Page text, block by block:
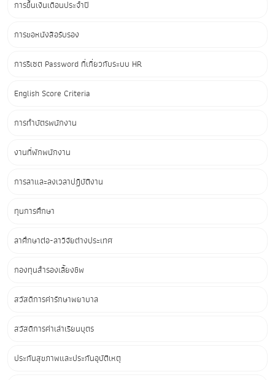
การขึ้นเงินเดือนประจำปี
การขอหนังสือรับรอง
การรีเซต Password ที่เกี่ยวกับระบบ HR
English Score Criteria
การทำบัตรพนักงาน
งานที่พักพนักงาน
การลาและลงเวลาปฏิบัติงาน
ทุนการศึกษา
ลาศึกษาต่อ-ลาวิจัยต่างประเทศ
กองทุนสำรองเลี้ยงชีพ
สวัสดิการค่ารักษาพยาบาล
สวัสดิการค่าเล่าเรียนบุตร
ประกันสุขภาพและประกันอุบัติเหตุ